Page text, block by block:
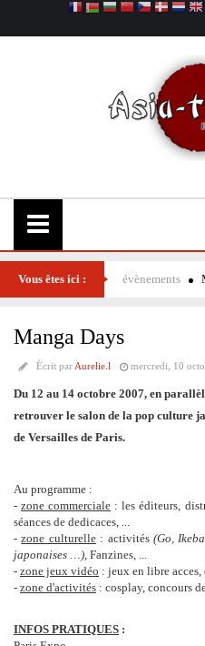
Vous êtes ici : évènements
Manga Days
Écrit par Aurelie.l mercredi, 10
Du 12 au 14 octobre 2007, en
retrouver le salon de la pop culture
de Versailles de Paris.
Au programme :
-zone commerciale : les éditeurs,
séances de dedicaces, ...
-zone culturelle: activités(Go,
japonaises …), Fanzines, ...
- zone jeux vidéo : jeux en libre
- zone d'activités : cosplay, concours
INFOS PRATIQUES :